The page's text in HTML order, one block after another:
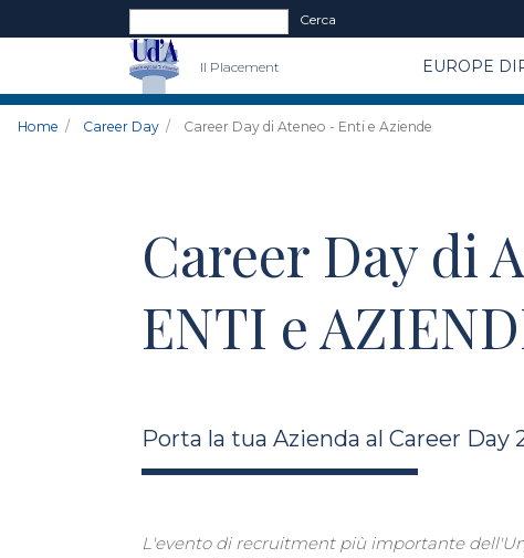
Form di ricerca
Cerca
Il Placement EUROPE
Home Career Day Career Day di Ateneo - Enti e Aziende
Career Day di
ENTI e
Porta la tua Azienda al Career Day
L'evento di recruitment più importante